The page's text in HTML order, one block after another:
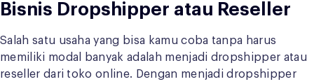
Bisnis Dropshipper atau Reseller
Salah satu usaha yang bisa kamu coba tanpa harus
memiliki modal banyak adalah menjadi dropshipper atau
reseller dari toko online. Dengan menjadi dropshipper